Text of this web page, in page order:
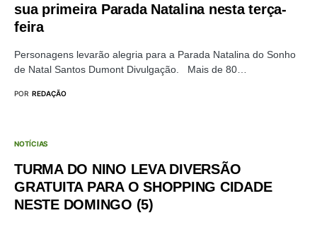
sua primeira Parada Natalina nesta terça-
feira
Personagens levarão alegria para a Parada Natalina do Sonho
de Natal Santos Dumont Divulgação. Mais de 80…
POR REDAÇÃO
NOTÍCIAS
TURMA DO NINO LEVA DIVERSÃO
GRATUITA PARA O SHOPPING CIDADE
NESTE DOMINGO (5)